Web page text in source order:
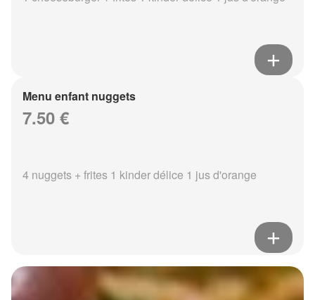
Menu enfant nuggets
7.50 €
4 nuggets + frites 1 kinder délice 1 jus d'orange